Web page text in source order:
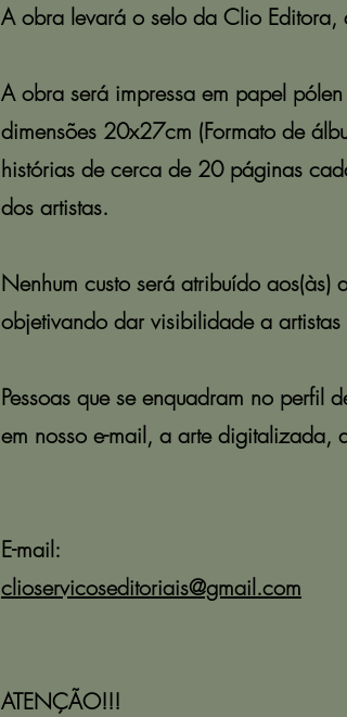
A obra levará o selo da Clio
A obra será impressa em papel
dimensões 20x27cm (Formato de
histórias de cerca de 20 páginas
dos artistas.
Nenhum custo será atribuído
objetivando dar visibilidade a
Pessoas que se enquadram no perfil
em nosso e-mail, a arte
E-mail:
clioservicoseditoriais@gmail.com
ATENÇÃO!!!